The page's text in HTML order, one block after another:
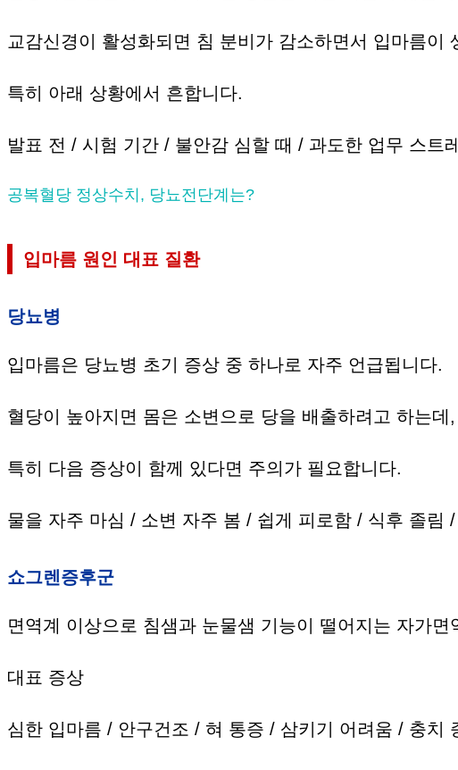
교감신경이 활성화되면 침 분비가 감소하면서 입마름이
특히 아래 상황에서 흔합니다.
발표 전 / 시험 기간 / 불안감 심할 때 / 과도한 업무 스트
공복혈당 정상수치, 당뇨전단계는?
입마름 원인 대표 질환
당뇨병
입마름은 당뇨병 초기 증상 중 하나로 자주 언급됩니다.
혈당이 높아지면 몸은 소변으로 당을 배출하려고 하는
특히 다음 증상이 함께 있다면 주의가 필요합니다.
물을 자주 마심 / 소변 자주 봄 / 쉽게 피로함 / 식후 졸림
쇼그렌증후군
면역계 이상으로 침샘과 눈물샘 기능이 떨어지는 자가면
대표 증상
심한 입마름 / 안구건조 / 혀 통증 / 삼키기 어려움 / 충치